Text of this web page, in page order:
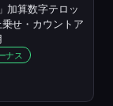
加算数字テロッ
せ・カウントア
ナス